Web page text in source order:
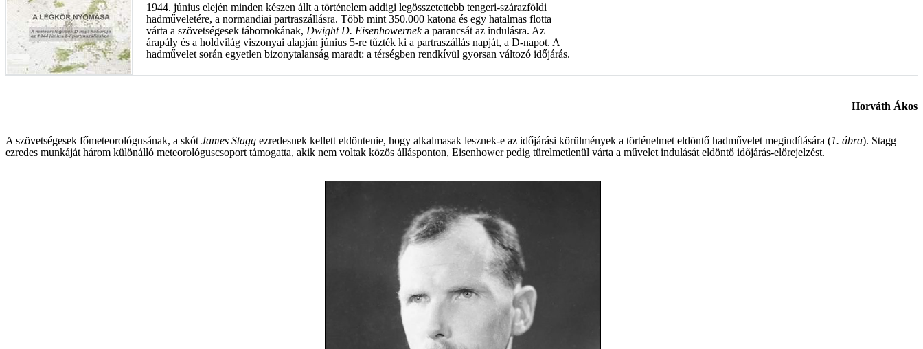
1944. június elején minden készen állt a történelem addigi legösszetettebb tengeri-szárazföldi
hadműveletére, a normandiai partraszállásra. Több mint 350.000 katona és egy hatalmas flotta
várta a szövetségesek tábornokának, Dwight D. Eisenhowerneka parancsát az indulásra. Az
árapály és a holdvilág viszonyai alapján június 5-re tűzték ki a partraszállás napját, a D-napot. A
hadművelet során egyetlen bizonytalanság maradt: a térségben rendkívül gyorsan változó időjárás.
Horváth Ákos
A szövetségesek főmeteorológusának, a skót James Stagg ezredesnek kellett eldöntenie, hogy alkalmasak lesznek-e az időjárási körülmények a történelmet eldöntő hadművelet megindítására (1. ábra). Stagg
ezredes munkáját három különálló meteorológuscsoport támogatta, akik nem voltak közös állásponton, Eisenhower pedig türelmetlenül várta a művelet indulását eldöntő időjárás-előrejelzést.